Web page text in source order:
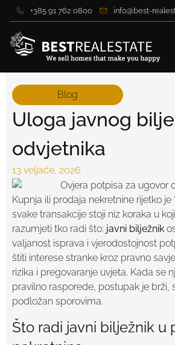
+385 91 762 0800 info@best-
Blog
Uloga javnog
odvjetnika
13 veljače, 2026
Kupnja ili prodaja nekretnine rijetko je
svake transakcije stoji niz koraka u
razumjeti tko radi što: javni bilježnik
valjanost isprava i vjerodostojnost
štiti interese stranke kroz pravno
rizika i pregovaranje uvjeta. Kada se
pravilno rasporede, postupak je brži,
podložan sporovima.
Što radi javni bilježnik u